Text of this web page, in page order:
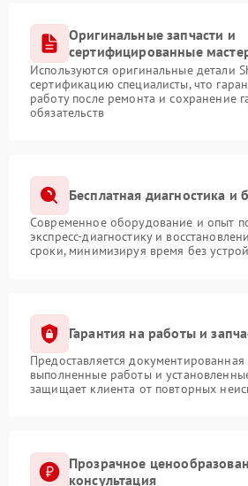
Оригинальные запчасти и
сертифицированные
Используются оригинальные детали
сертификацию специалисты, что
работу после ремонта и сохранение
обязательств
Бесплатная диагностика
Современное оборудование и опыт
экспресс-диагностику и
сроки, минимизируя время без
Гарантия на работы и
Предоставляется документированная
выполненные работы и
защищает клиента от повторных
Прозрачное
консультация